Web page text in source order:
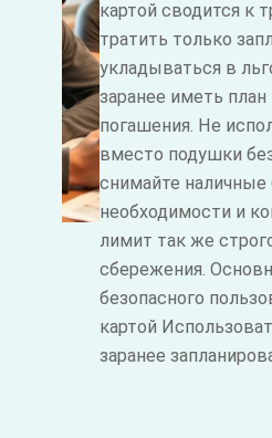
картой сводится к
тратить только
укладываться в
заранее иметь план
погашения. Не
вместо подушки
снимайте наличные
необходимости и
лимит так же
сбережения.
безопасного
картой
заранее